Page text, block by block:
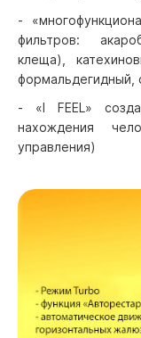
-
фильтров:
клеща),
формальдегидный,
- «I FEEL»
нахождения
управления)